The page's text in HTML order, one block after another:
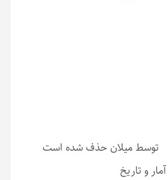
توسط میلان حذف شده است
و تاریخ